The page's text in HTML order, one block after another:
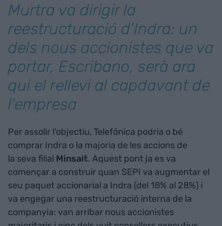
Murtra va dirigir la
reestructuració d'Indra: un
dels nous accionistes que va
portar, Escribano, serà ara
qui el rellevi al capdavant de
l'empresa
Per assolir l'objectiu, Telefónica podria o bé
comprar Indra o la majoria de les accions de
la seva filial Minsait. Aquest pont ja es va
començar a construir quan SEPI va augmentar el
seu paquet accionarial a Indra (del 18% al 28%) i
va engegar una reestructuració interna de la
companyia: van arribar nous accionistes